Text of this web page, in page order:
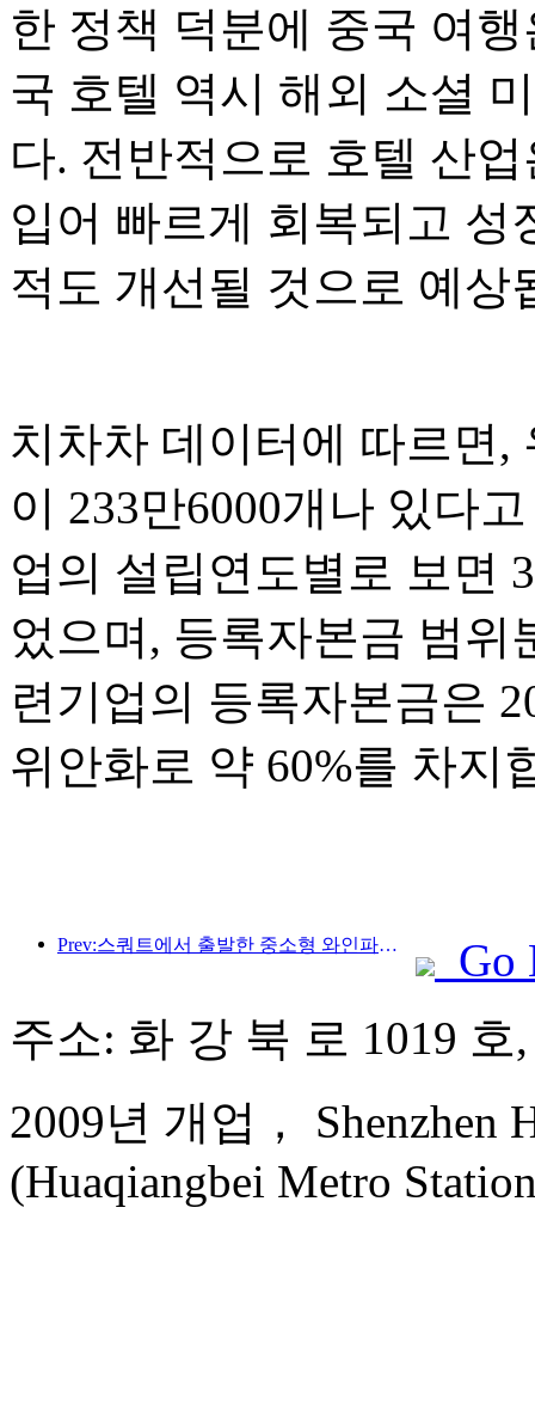
한 정책 덕분에 중국 여
국 호텔 역시 해외 소셜
다. 전반적으로 호텔 산
입어 빠르게 회복되고 성
적도 개선될 것으로 예상
치차차 데이터에 따르면,
이 233만6000개나 있다
업의 설립연도별로 보면
었으며, 등록자본금 범
련기업의 등록자본금은
위안화로 약 60%를 차지
Prev:스쿼트에서 출발한 중소형 와인파이프가 에너지를 축적하는 새로운 여정을 시작합니다
Go
주소: 화 강 북 로 1019 호
2009년 개업， Shenzhen
(Huaqiangbei Metro